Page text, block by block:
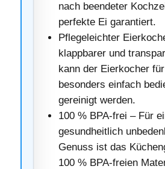
nach beendeter
perfekte Ei garantiert.
Pflegeleichter
klappbarer und
kann der Eierkocher
besonders einfach
gereinigt werden.
100 % BPA-frei – Für
gesundheitlich
Genuss ist das
100 % BPA-freien